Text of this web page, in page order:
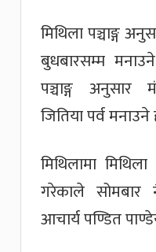
मिथिला पञ्चाङ्ग
बुधबारसम्म
पञ्चाङ्ग अनुसार
जितिया पर्व मनाउने
मिथिलामा
गरेकाले सोमबार
आचार्य पण्डित